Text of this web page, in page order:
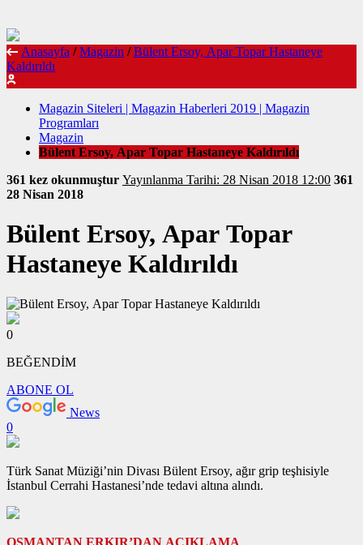
Anasayfa / Magazin / Bülent Ersoy, Apar Topar Hastaneye
Kaldırıldı
Magazin Siteleri | Magazin Haberleri 2019 | Magazin
Programları
Magazin
Bülent Ersoy, Apar Topar Hastaneye Kaldırıldı
361 kez okunmuştur
Yayınlanma Tarihi: 28 Nisan 2018 12:00 361
28 Nisan 2018
Bülent Ersoy, Apar Topar
Hastaneye Kaldırıldı
0
BEĞENDİM
ABONE OL
News
0
Türk Sanat Müziği’nin Divası Bülent Ersoy, ağır grip teşhisiyle
İstanbul Cerrahi Hastanesi’nde tedavi altına alındı.
OSMANTAN ERKIR’DAN AÇIKLAMA